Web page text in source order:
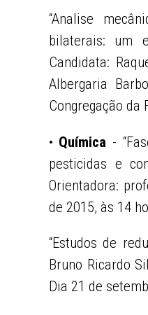
“Analise
bilaterais: um
Candidata:
Albergaria
Congregação da
• Química -
pesticidas e
Orientadora:
de 2015, às 14
“Estudos de
Bruno Ricardo
Dia 21 de